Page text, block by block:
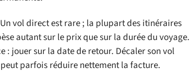
Un vol direct est rare ; la plupart des itinéraires
autant sur le prix que sur la durée du voyage.
: jouer sur la date de retour. Décaler son vol
parfois réduire nettement la facture.